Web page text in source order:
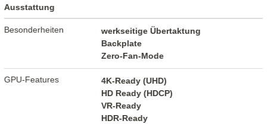
Ausstattung
Besonderheiten
werkseitige Übertaktung
Backplate
Zero-Fan-Mode
GPU-Features
4K-Ready (UHD)
HD Ready (HDCP)
VR-Ready
HDR-Ready